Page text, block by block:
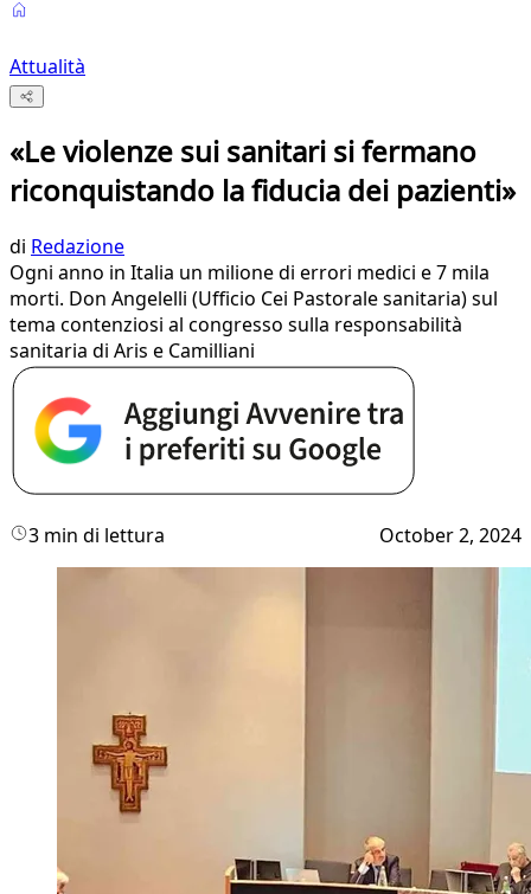
Attualità
«Le violenze sui sanitari si fermano
riconquistando la fiducia dei pazienti»
di Redazione
Ogni anno in Italia un milione di errori medici e 7 mila
morti. Don Angelelli (Ufficio Cei Pastorale sanitaria) sul
tema contenziosi al congresso sulla responsabilità
sanitaria di Aris e Camilliani
3 min di lettura October 2, 2024